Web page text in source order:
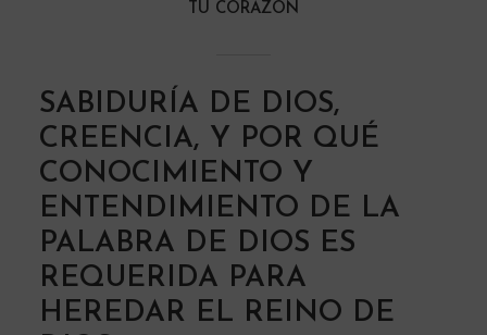
TU CORAZÓN
SABIDURÍA DE DIOS,
CREENCIA, Y POR QUÉ
CONOCIMIENTO Y
ENTENDIMIENTO DE LA
PALABRA DE DIOS ES
REQUERIDA PARA
HEREDAR EL REINO DE